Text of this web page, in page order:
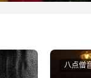
八点僧